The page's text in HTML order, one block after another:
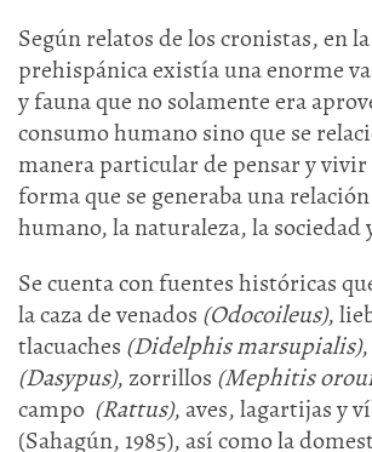
Según relatos de los cronistas, en
prehispánica existía una enorme
y fauna que no solamente era
consumo humano sino que se
manera particular de pensar y
forma que se generaba una
humano, la naturaleza, la sociedad
Se cuenta con fuentes históricas
la caza de venados (Odocoileus),
tlacuaches (Didelphis marsupialis)
(Dasypus), zorrillos (Mephitis
campo (Rattus), aves, lagartijas y
(Sahagún, 1985), así como la